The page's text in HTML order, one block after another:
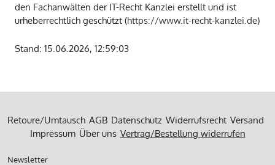
den Fachanwälten der IT-Recht Kanzlei erstellt und ist
urheberrechtlich geschützt (https://www.it-recht-kanzlei.de)
Stand: 15.06.2026, 12:59:03
Retoure/Umtausch AGB Datenschutz Widerrufsrecht Versand
Impressum Über uns Vertrag/Bestellung widerrufen
Newsletter